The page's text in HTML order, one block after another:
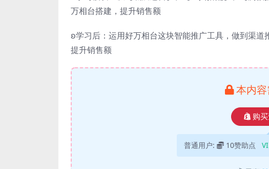
万相台搭建，提升销售额
ʚ学习后：运用好万相台这块智能推广工具，做到渠道
提升销售额
本内
购
普通用户: 10赞助点